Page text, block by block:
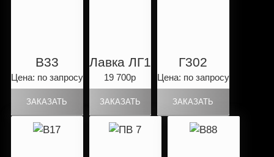
B33
Цена: по запросу
Лавка ЛГ1
19 700р
Г302
Цена: по запросу